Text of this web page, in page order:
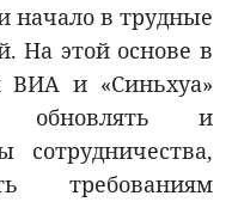
в трудные
На этой основе в
ВИА и «Синьхуа»
обновлять и
сотрудничества,
требованиям